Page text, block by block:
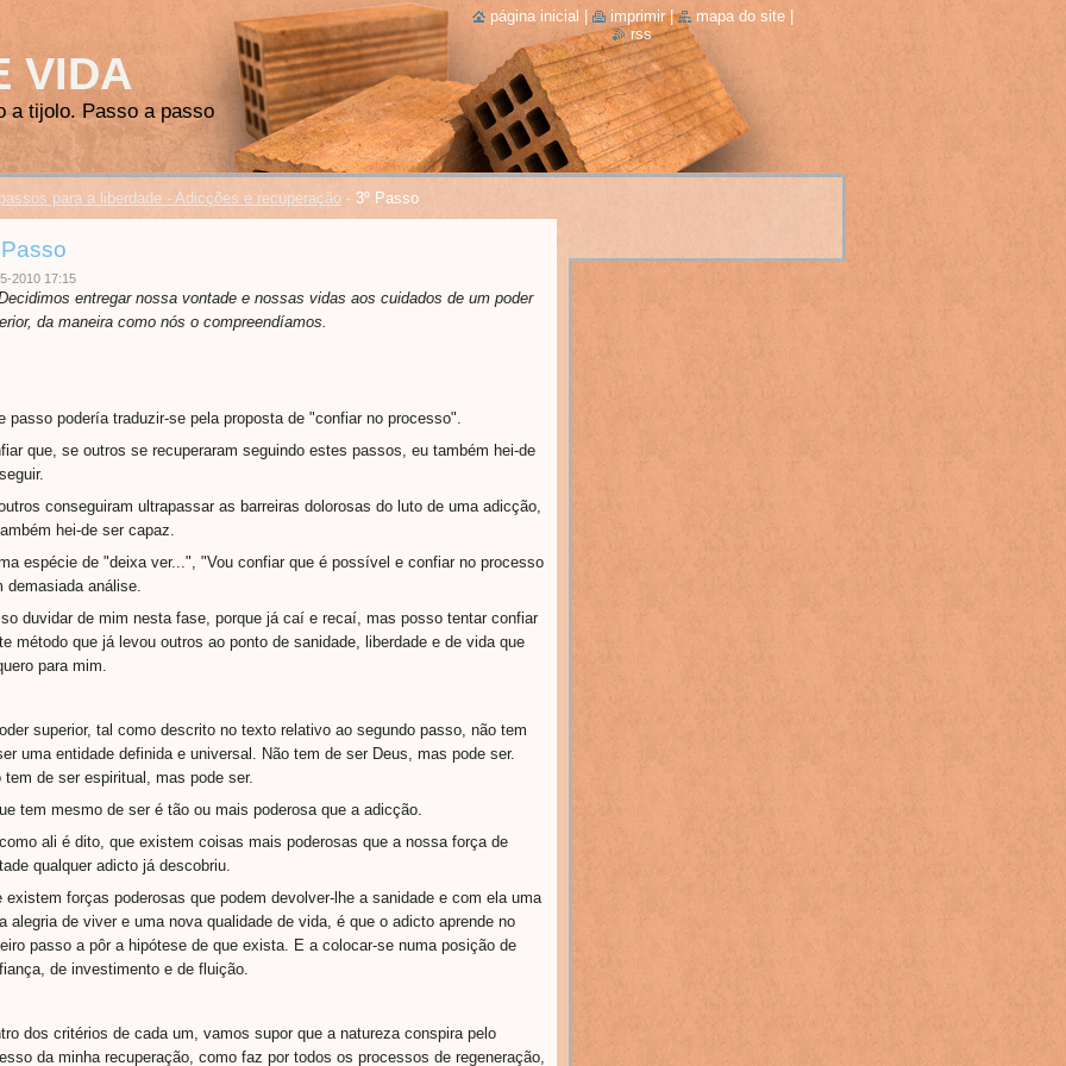
VIDA
a tijolo. Passo a passo
para a liberdade - Adicções e recuperação - 3º Passo
Passo
2010 17:15
entregar nossa vontade e nossas vidas aos cuidados de um poder
da maneira como nós o compreendíamos.
passo podería traduzir-se pela proposta de "confiar no processo".
que, se outros se recuperaram seguindo estes passos, eu também hei-de
conseguiram ultrapassar as barreiras dolorosas do luto de uma adicção,
hei-de ser capaz.
espécie de "deixa ver...", "Vou confiar que é possível e confiar no processo
demasiada análise.
duvidar de mim nesta fase, porque já caí e recaí, mas posso tentar confiar
método que já levou outros ao ponto de sanidade, liberdade e de vida que
para mim.
superior, tal como descrito no texto relativo ao segundo passo, não tem
uma entidade definida e universal. Não tem de ser Deus, mas pode ser.
tem de ser espiritual, mas pode ser.
tem mesmo de ser é tão ou mais poderosa que a adicção.
ali é dito, que existem coisas mais poderosas que a nossa força de
qualquer adicto já descobriu.
existem forças poderosas que podem devolver-lhe a sanidade e com ela uma
alegria de viver e uma nova qualidade de vida, é que o adicto aprende no
passo a pôr a hipótese de que exista. E a colocar-se numa posição de
de investimento e de fluição.
dos critérios de cada um, vamos supor que a natureza conspira pelo
da minha recuperação, como faz por todos os processos de regeneração,
página inicial imprimir | mapa do site
rss